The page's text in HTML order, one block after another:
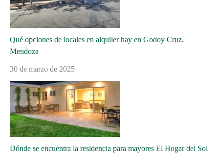
Qué opciones de locales en alquiler hay en Godoy Cruz,
Mendoza
30 de marzo de 2025
Dónde se encuentra la residencia para mayores El Hogar del Sol